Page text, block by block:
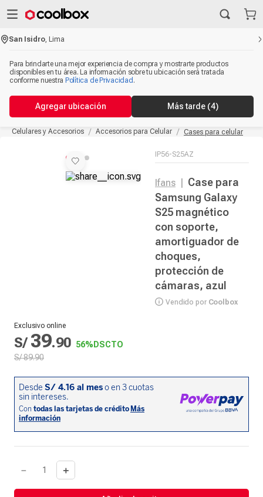
San Isidro ,Lima
Para brindarte una mejor experiencia de compra y mostrarte productos
disponibles en tu área. La información sobre tu ubicación será tratada
conforme nuestra Política de Privacidad .
Agregar ubicación Más tarde (4)
Celulares y Accesorios Accesorios para Celular Cases para celular
IP56-S25AZ
Ifans
Case para
Samsung Galaxy
S25 magnético
con soporte,
amortiguador de
choques,
protección de
cámaras, azul
Vendido por Coolbox
Exclusivo online
S/ 39.90 56% DSCTO
S/89.90
＋
－